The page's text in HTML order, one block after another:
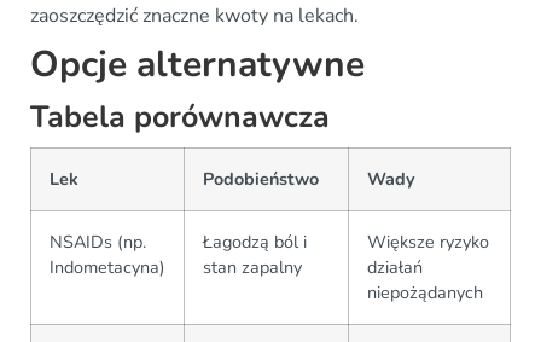
zaoszczędzić znaczne kwoty na lekach.
Opcje alternatywne
Tabela porównawcza
Lek Podobieństwo Wady
NSAIDs (np.
Indometacyna)
Łagodzą ból i
stan zapalny
Większe ryzyko
działań
niepożądanych